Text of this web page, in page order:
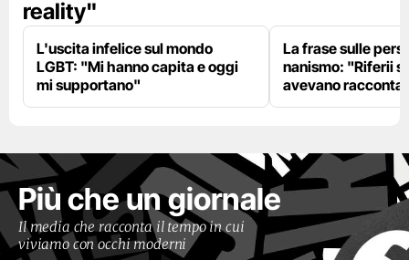
reality"
L'uscita infelice sul mondo
LGBT: "Mi hanno capita e oggi
mi supportano"
La frase sulle
nanismo: "Riferii
avevano
Più che un giornale
Il media che racconta il tempo in cui
viviamo con occhi moderni